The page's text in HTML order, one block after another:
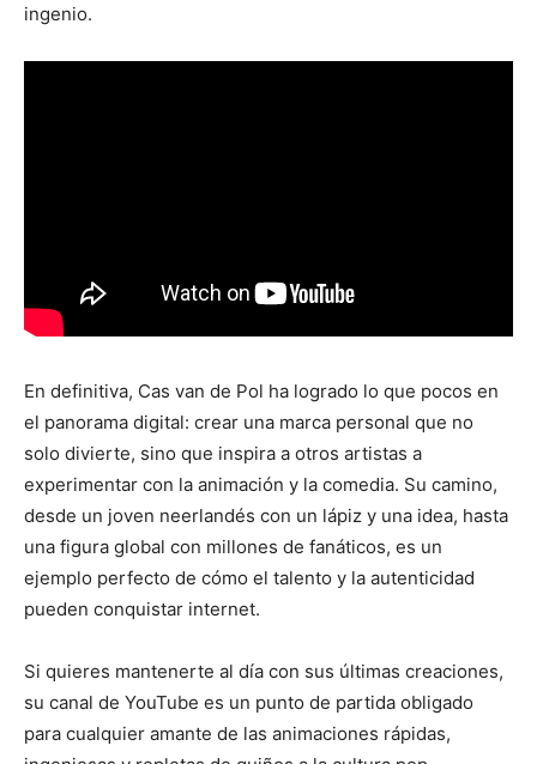
ingenio.
En definitiva, Cas van de Pol ha logrado lo que pocos en
el panorama digital: crear una marca personal que no
solo divierte, sino que inspira a otros artistas a
experimentar con la animación y la comedia. Su camino,
desde un joven neerlandés con un lápiz y una idea, hasta
una figura global con millones de fanáticos, es un
ejemplo perfecto de cómo el talento y la autenticidad
pueden conquistar internet.
Si quieres mantenerte al día con sus últimas creaciones,
su canal de YouTube es un punto de partida obligado
para cualquier amante de las animaciones rápidas,